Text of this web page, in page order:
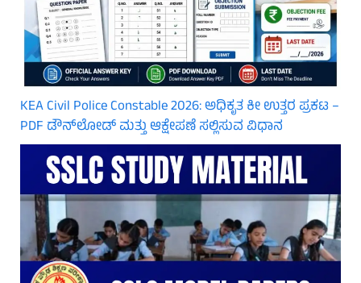
KEA Civil Police Constable 2026: ಅಧಿಕೃತ ಕೀ ಉತ್ತರ ಪ್ರಕಟ –
PDF ಡೌನ್‌ಲೋಡ್ ಮತ್ತು ಆಕ್ಷೇಪಣೆ ಸಲ್ಲಿಸುವ ವಿಧಾನ